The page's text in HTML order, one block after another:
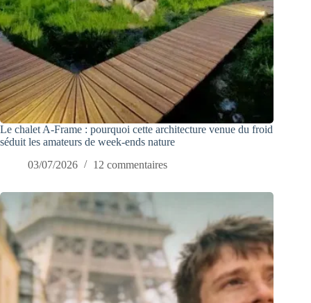
Le chalet A-Frame : pourquoi cette architecture venue du froid
séduit les amateurs de week-ends nature
03/07/2026
12 commentaires